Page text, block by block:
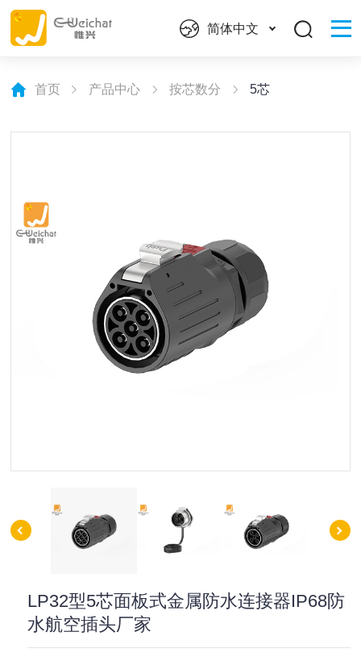
简体中文
首页 产品中心 按芯数分 5芯
LP32型5芯面板式金属防水连接器IP68防
水航空插头厂家